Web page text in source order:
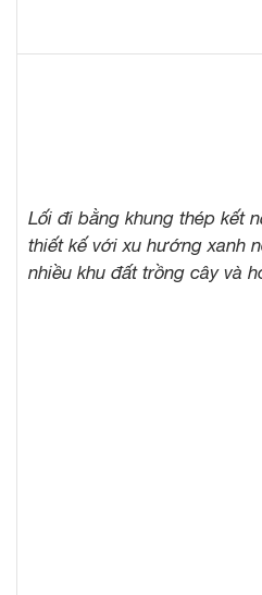
Lối đi bằng khung thép kết
thiết kế với xu hướng xanh
nhiều khu đất trồng cây và